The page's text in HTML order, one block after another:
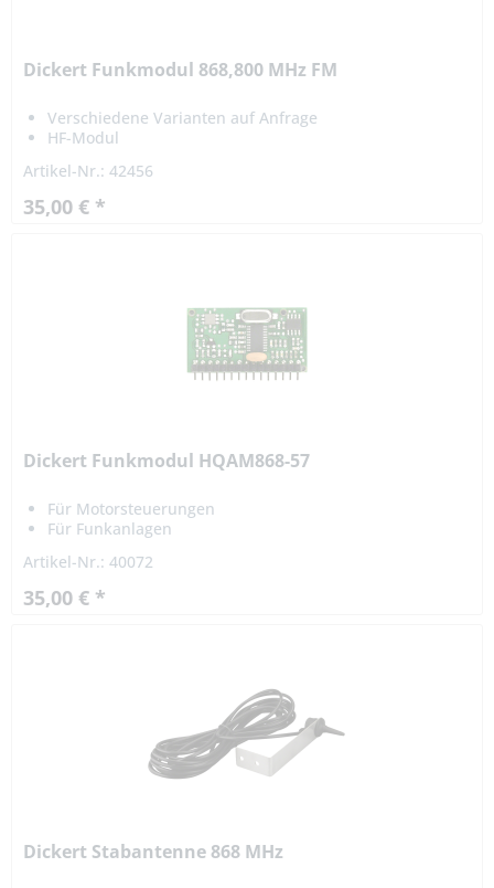
Dickert Funkmodul 868,800 MHz FM
Verschiedene Varianten auf Anfrage
HF-Modul
Artikel-Nr.: 42456
35,00 € *
Dickert Funkmodul HQAM868-57
Für Motorsteuerungen
Für Funkanlagen
Artikel-Nr.: 40072
35,00 € *
Dickert Stabantenne 868 MHz